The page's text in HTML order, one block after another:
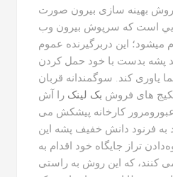
روش بهينه سازی بیرون صورت
است که سرپوش بیرون وب
اين دربرگیرنده عموم
پشه بدست با خود حمل کردن
یاوری کند. سوگمندانه قربان
های فروش بک لینک را آش
کارخانه پیشکش می
به فرنود دانش خفیف پشه این
تراز جایگاه خود اقدام به
کنند، که این روش به راستی